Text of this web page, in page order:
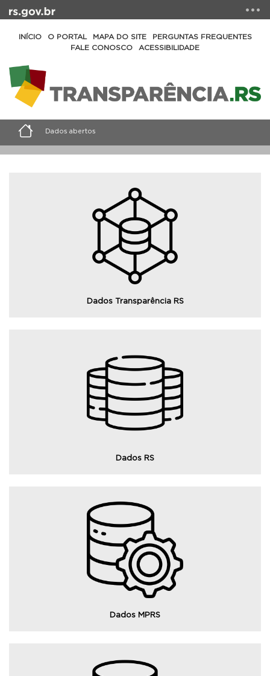
INÍCIO O PORTAL MAPA DO SITE
PERGUNTAS FREQUENTES
FALE CONOSCO
ACESSIBILIDADE
Dados abertos
Dados Transparência RS
Consulte os dados do Portal da Transparência RS em
formato aberto e demais informações.
Dados RS
Consulte o portal Dados RS.
Dados MPRS
Consulte o portal Dados Abertos MPRS.